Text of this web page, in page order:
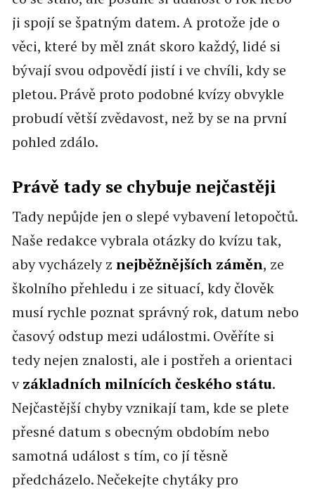
ji spojí se špatným datem. A protože jde o
věci, které by měl znát skoro každý, lidé si
bývají svou odpovědí jistí i ve chvíli, kdy se
pletou. Právě proto podobné kvízy obvykle
probudí větší zvědavost, než by se na první
pohled zdálo.
Právě tady se chybuje nejčastěji
Tady nepůjde jen o slepé vybavení letopočtů.
Naše redakce vybrala otázky do kvízu tak,
aby vycházely z nejběžnějších záměn, ze
školního přehledu i ze situací, kdy člověk
musí rychle poznat správný rok, datum nebo
časový odstup mezi událostmi. Ověříte si
tedy nejen znalosti, ale i postřeh a orientaci
vzákladních milnících českého státu.
Nejčastější chyby vznikají tam, kde se plete
přesné datum s obecným obdobím nebo
samotná událost s tím, co jí těsně
předcházelo. Nečekejte chytáky pro